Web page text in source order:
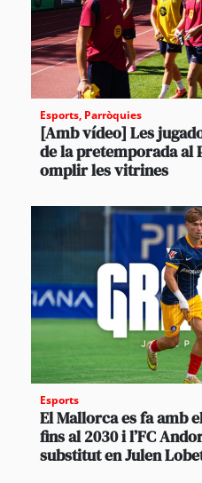
Esports, Parròquies
[Amb vídeo] Les
de la pretemporada al
omplir les vitrines
Esports
El Mallorca es fa amb
fins al 2030 i l’FC
substitut en Julen